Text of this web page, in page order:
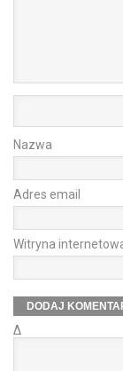
Nazwa
Adres email
Witryna
Δ